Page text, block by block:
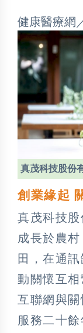
健康醫療網
真茂科技股份
創業緣起
真茂科技
成長於農
田，在通
動關懷互
互聯網與
服務二十